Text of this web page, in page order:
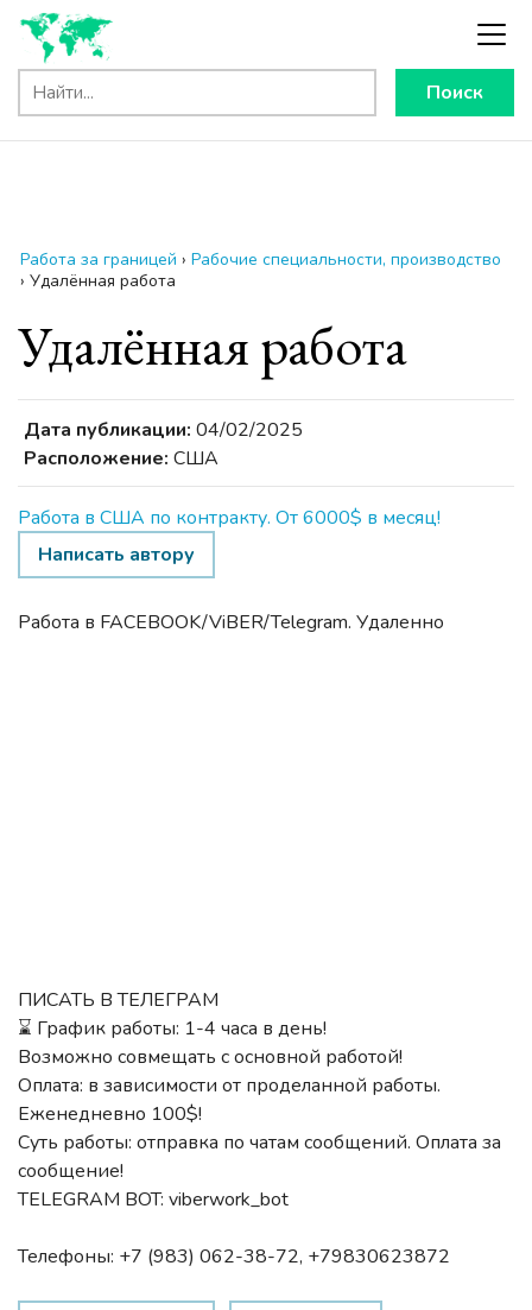
Поиск
Работа за границей › Рабочие специальности, производство
› Удалённая работа
Удалённая работа
Дата публикации: 04/02/2025
Расположение: США
Работа в США по контракту. От 6000$ в месяц!
Написать автору
Работа в FACEBOOK/ViBER/Telegram. Удаленно
ПИСАТЬ В ТЕЛЕГРАМ
⌛️ График работы: 1-4 часа в день!
Возможно совмещать с основной работой!
Оплата: в зависимости от проделанной работы.
Еженедневно 100$!
Суть работы: отправка по чатам сообщений. Оплата за
сообщение!
TELEGRAM️ BOT: viberwork_bot
Телефоны: +7 (983) 062-38-72, +79830623872